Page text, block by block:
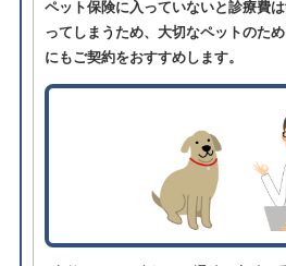
ペット保険に入っていないと診療費
ってしまうため、大切なペットのた
にもご契約をおすすめします。